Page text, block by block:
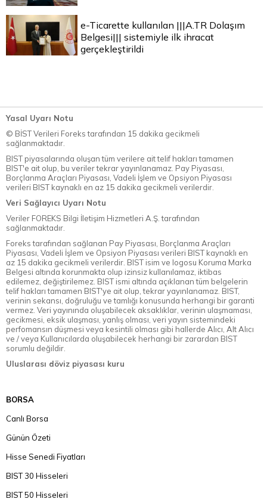
e-Ticarette kullanılan |||A.TR Dolaşım
Belgesi||| sistemiyle ilk ihracat
gerçekleştirildi
Yasal Uyarı Notu
© BİST Verileri Foreks tarafından 15 dakika gecikmeli
sağlanmaktadır.
BIST piyasalarında oluşan tüm verilere ait telif hakları tamamen
BIST'e ait olup, bu veriler tekrar yayınlanamaz. Pay Piyasası,
Borçlanma Araçları Piyasası, Vadeli İşlem ve Opsiyon Piyasası
verileri BIST kaynaklı en az 15 dakika gecikmeli verilerdir.
Veri Sağlayıcı Uyarı Notu
Veriler FOREKS Bilgi İletişim Hizmetleri A.Ş. tarafından
sağlanmaktadır.
Foreks tarafından sağlanan Pay Piyasası, Borçlanma Araçları
Piyasası, Vadeli İşlem ve Opsiyon Piyasası verileri BIST kaynaklı en
az 15 dakika gecikmeli verilerdir. BIST isim ve logosu Koruma Marka
Belgesi altında korunmakta olup izinsiz kullanılamaz, iktibas
edilemez, değiştirilemez. BIST ismi altında açıklanan tüm belgelerin
telif hakları tamamen BIST'ye ait olup, tekrar yayınlanamaz. BIST,
verinin sekansı, doğruluğu ve tamlığı konusunda herhangi bir garanti
vermez. Veri yayınında oluşabilecek aksaklıklar, verinin ulaşmaması,
gecikmesi, eksik ulaşması, yanlış olması, veri yayın sistemindeki
perfomansın düşmesi veya kesintili olması gibi hallerde Alıcı, Alt Alıcı
ve / veya Kullanıcılarda oluşabilecek herhangi bir zarardan BIST
sorumlu değildir.
Uluslarası döviz piyasası kuru
BORSA
Canlı Borsa
Günün Özeti
Hisse Senedi Fiyatları
BIST 30 Hisseleri
BIST 50 Hisseleri